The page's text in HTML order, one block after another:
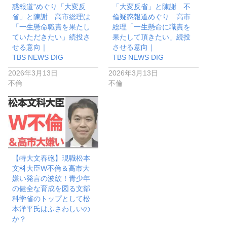
惑報道”めぐり「大変反
省」と陳謝 高市総理は
「一生懸命職責を果たし
ていただきたい」続投さ
せる意向｜
TBS NEWS DIG
2026年3月13日
不倫
「大変反省」と陳謝 不
倫疑惑報道めぐり 高市
総理「一生懸命に職責を
果たして頂きたい」続投
させる意向｜
TBS NEWS DIG
2026年3月13日
不倫
【特大文春砲】現職松本
文科大臣W不倫＆高市大
嫌い発言の波紋！青少年
の健全な育成を図る文部
科学省のトップとして松
本洋平氏はふさわしいの
か？